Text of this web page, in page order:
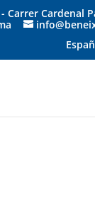
Carrer Cardenal